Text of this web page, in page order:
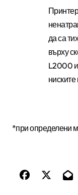
да са
върху
L2000
*при определени